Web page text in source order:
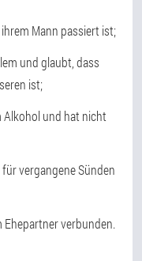
Mann passiert ist;
und glaubt, dass
ist;
Alkohol und hat nicht
vergangene Sünden
verbunden.